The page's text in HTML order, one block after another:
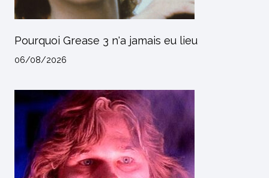
Pourquoi Grease 3 n'a jamais eu lieu
06/08/2026